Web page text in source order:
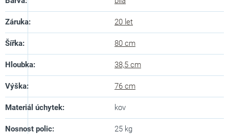
Záruka: 20 let
Šířka: 80 cm
Hloubka: 38,5 cm
Výška: 76 cm
Materiál úchytek: kov
Nosnost polic: 25 kg